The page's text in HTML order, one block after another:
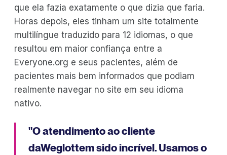
que ela fazia exatamente o que dizia que faria.
Horas depois, eles tinham um site totalmente
multilíngue traduzido para 12 idiomas, o que
resultou em maior confiança entre a
Everyone.org e seus pacientes, além de
pacientes mais bem informados que podiam
realmente navegar no site em seu idioma
nativo.
"O atendimento ao cliente
daWeglottem sido incrível. Usamos o